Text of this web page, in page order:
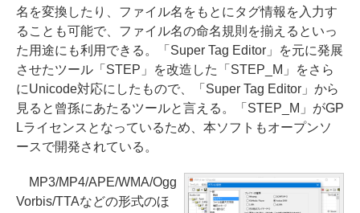
名を変換したり、ファイル名をもとにタグ情報を入力す
ることも可能で、ファイル名の命名規則を揃えるといっ
た用途にも利用できる。「Super Tag Editor」を元に発展
させたツール「STEP」を改造した「STEP_M」をさら
にUnicode対応にしたもので、「Super Tag Editor」から
見ると曾孫にあたるツールと言える。「STEP_M」がGP
Lライセンスとなっているため、本ソフトもオープンソ
ースで開発されている。
MP3/MP4/APE/WMA/Ogg
Vorbis/TTAなどの形式のほ